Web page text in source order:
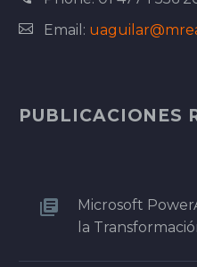
Email:
PUBLICACIONES
Microsoft
la